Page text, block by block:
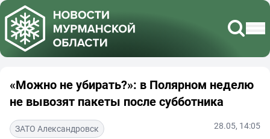
«Можно не убирать?»: в Полярном неделю
не вывозят пакеты после субботника
ЗАТО Александровск 28.05, 14:05